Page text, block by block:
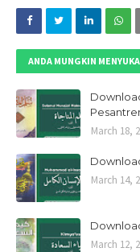
ANDA MUNGKIN
March 18,
March 14,
March 12,